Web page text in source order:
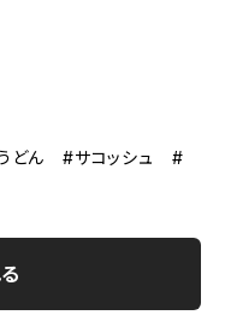
どん #サコッシュ #